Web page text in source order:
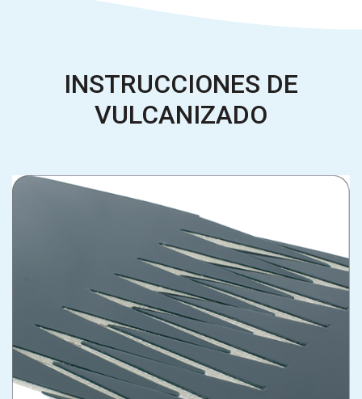
INSTRUCCIONES DE
VULCANIZADO